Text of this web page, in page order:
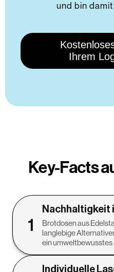
und bin
Key-Facts
1
Nachhaltigkeit
Brotdosen aus
langlebige
ein umweltbewusstes
Individuelle